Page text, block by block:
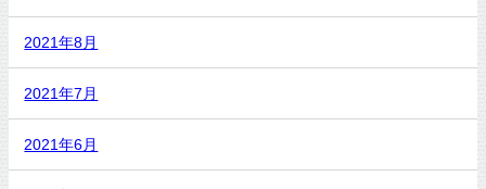
2021年8月
2021年7月
2021年6月